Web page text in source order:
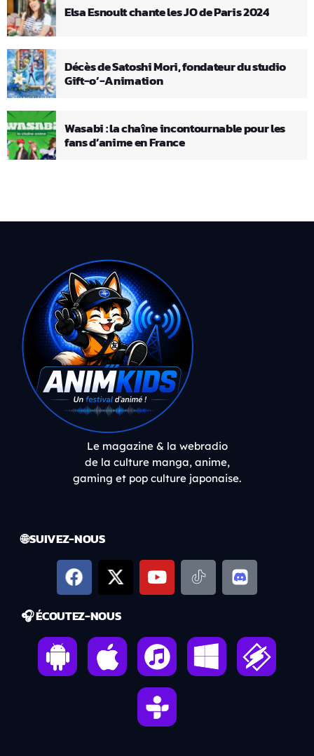
Elsa Esnoult chante les JO de Paris 2024
Décès de Satoshi Mori, fondateur du studio
Gift-o’-Animation
Wasabi : la chaîne incontournable pour les
fans d’anime en France
Le magazine & la webradio
de la culture manga, anime,
gaming et pop culture japonaise.
🌐 SUIVEZ-NOUS
🎧 ÉCOUTEZ-NOUS